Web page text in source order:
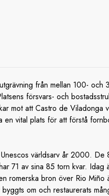
från mellan 100- och
försvars- och
mot att Castro de Viladonga
vital plats för att förstå
världsarv år 2000.
71 av sina 85 torn kvar. Idag
romerska bron över Rio Miño
om och restaurerats